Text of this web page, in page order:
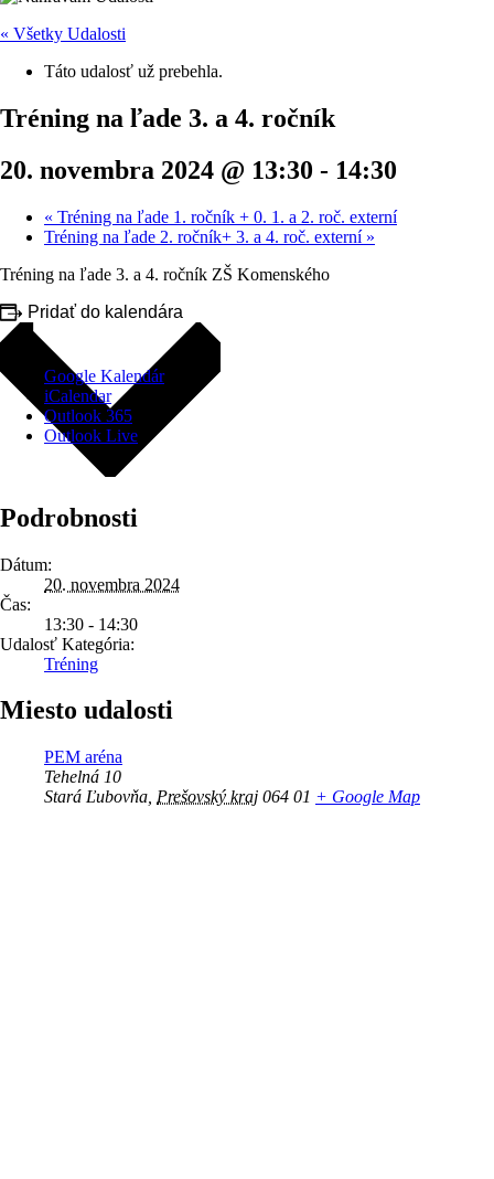
« Všetky Udalosti
Táto udalosť už prebehla.
Tréning na ľade 3. a 4. ročník
20. novembra 2024 @ 13:30 - 14:30
« Tréning na ľade 1. ročník + 0. 1. a 2. roč. externí
Tréning na ľade 2. ročník+ 3. a 4. roč. externí »
Tréning na ľade 3. a 4. ročník ZŠ Komenského
Pridať do kalendára
Google Kalendár
iCalendar
Outlook 365
Outlook Live
Podrobnosti
Dátum:
20. novembra 2024
Čas:
13:30 - 14:30
Udalosť Kategória:
Tréning
Miesto udalosti
PEM aréna
Tehelná 10
Stará Ľubovňa Prešovský kraj 064 01 + Google Map